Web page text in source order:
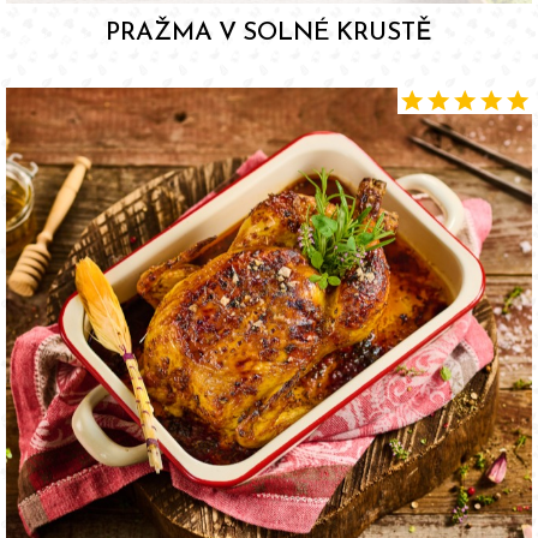
PRAŽMA V SOLNÉ KRUSTĚ
starstarstarstarstar